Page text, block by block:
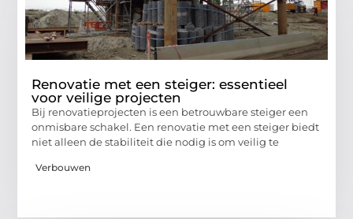
Renovatie met een steiger: essentieel
voor veilige projecten
Bij renovatieprojecten is een betrouwbare steiger een
onmisbare schakel. Een renovatie met een steiger biedt
niet alleen de stabiliteit die nodig is om veilig te
Verbouwen